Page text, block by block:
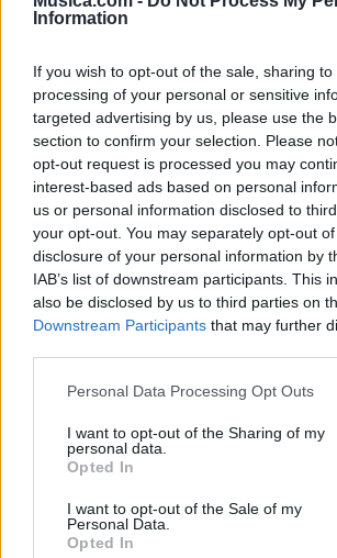
Information
If you wish to opt-out of the sale, sharing
processing of your personal or sensitive
targeted advertising by us, please use the
section to confirm your selection. Please
opt-out request is processed you may
interest-based ads based on personal
us or personal information disclosed to
your opt-out. You may separately opt-out
disclosure of your personal information by
IAB’s list of downstream participants. This
also be disclosed by us to third parties on
Downstream Participants that may further
Personal Data Processing Opt Outs
I want to opt-out of the Sharing of my
personal data.
Opted In
I want to opt-out of the Sale of my
Personal Data.
Opted In
🪐🚀 Canciones para Ver las
Psicodelia y Space Rock 🎸✨
🌌🚀 Viaje intergaláctico: la mejor
psicodelia, space rock y atmósferas
tus noches de astronomía. 🪐🎸
al firmamento y siente la gravedad cero.
esta colección para tu próxima noche
✨⭐
Letras Top Artistas Playlists
B C D E F G H
N O
Z #